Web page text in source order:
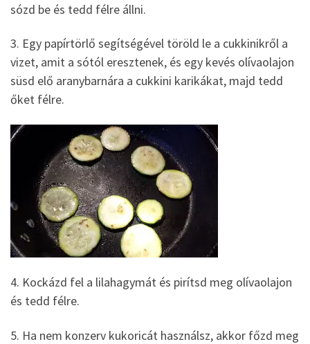
sózd be és tedd félre állni.
3. Egy papírtörlő segítségével töröld le a cukkinikről a
vizet, amit a sótól eresztenek, és egy kevés olívaolajon
süsd elő aranybarnára a cukkini karikákat, majd tedd
őket félre.
4. Kockázd fel a lilahagymát és pirítsd meg olívaolajon
és tedd félre.
5. Ha nem konzerv kukoricát használsz, akkor főzd meg